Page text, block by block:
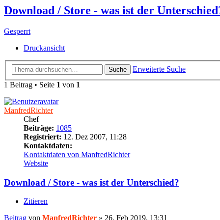
Download / Store - was ist der
Gesperrt
Druckansicht
Suche
Erweiterte Suche
1 Beitrag • Seite 1 von 1
ManfredRichter
Chef
Beiträge: 1085
Registriert: 12. Dez 2007, 11:28
Kontaktdaten:
Kontaktdaten von ManfredRichter
Website
Download / Store - was ist der Unterschied?
Zitieren
Beitrag von ManfredRichter » 26. Feb 2019, 13:31